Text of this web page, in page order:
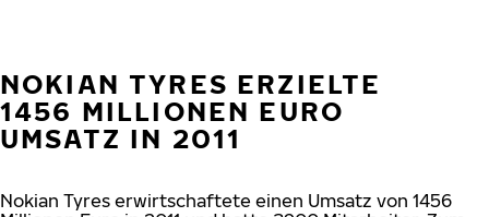
NOKIAN TYRES ERZIELTE
1456 MILLIONEN EURO
UMSATZ IN 2011
Nokian Tyres erwirtschaftete einen Umsatz von 1456